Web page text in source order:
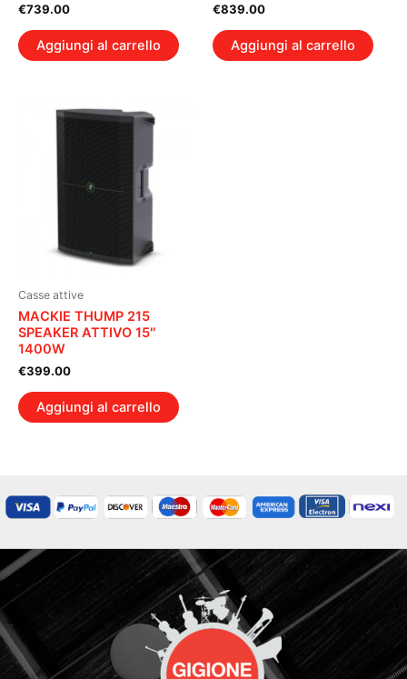
€739.00
Aggiungi al carrello
€839.00
Aggiungi al carrello
Casse attive
MACKIE THUMP 215
SPEAKER ATTIVO 15″
1400W
€399.00
Aggiungi al carrello